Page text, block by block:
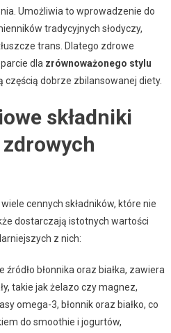
Umożliwia to wprowadzenie do
tradycyjnych słodyczy,
trans. Dlatego zdrowe
dla zrównoważonego stylu
częścią dobrze zbilansowanej diety.
składniki
cennych składników, które nie
dostarczają istotnych wartości
z nich:
źródło błonnika oraz białka, zawiera
takie jak żelazo czy magnez,
omega-3, błonnik oraz białko, co
do smoothie i jogurtów,